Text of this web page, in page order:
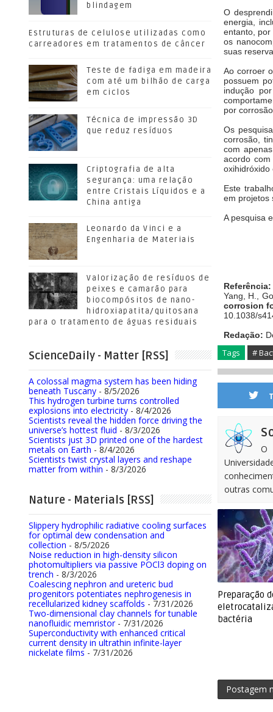
blindagem
Estruturas de celulose utilizadas como
carreadores em tratamentos de câncer
Teste de fadiga em madeira
com até um bilhão de carga
em ciclos
Técnica de impressão 3D
que reduz resíduos
Criptografia de alta
segurança: uma relação
entre Cristais Líquidos e a
China antiga
Leonardo da Vinci e a
Engenharia de Materiais
Valorização de resíduos de
peixes e camarão para
biocompósitos de nano-
hidroxiapatita/quitosana
para o tratamento de águas residuais
ScienceDaily - Matter [RSS]
A colossal magma system has been hiding
beneath Tuscany - 8/5/2026
This hydrogen turbine turns controlled
explosions into electricity - 8/4/2026
Scientists reveal the hidden force driving the
universe’s hottest fluid - 8/3/2026
Scientists just 3D printed one of the hardest
metals on Earth - 8/4/2026
Scientists twist crystal layers and reshape
matter from within - 8/3/2026
Nature - Materials [RSS]
Slippery hydrophilic radiative cooling surfaces
for optimal dew condensation and
collection - 8/5/2026
Noise reduction in high-density silicon
photomultipliers via passive POCl3 doping on
trench - 8/3/2026
Coalescing nephron and ureteric bud
progenitors potentiates nephrogenesis in
recellularized kidney scaffolds - 7/31/2026
Two-dimensional clay channels for tunable
nanofluidic memristor- 7/31/2026
Superconductivity with enhanced critical
current density in ultrathin infinite-layer
nickelate films - 7/31/2026
O
energia,
entanto, por
os
suas
Ao corroer
possuem
indução
por
Os
corrosão,
com
acordo
oxihidróxido
Este
em projetos
A pesquisa
Referência:
Yang, H.,
corrosion
10.1038/
Redação:
Tags #
O
outras
Preparação
bactéria
Postagem